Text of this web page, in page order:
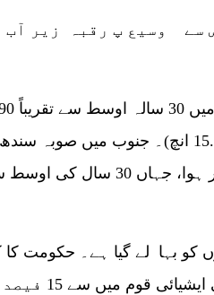
دریائے سندھ میں پانی کا بڑا ریلا ہے جس سے وسیع پ رقبہ زیر آب
پاکستان میں اس سال اگست تک کی سہ
فیصد زیادہ بارش ہوئی، کل 390.7 ملی میٹر (15.38 انچ)۔ جنوب میں صوبہ سندھ
جس کی آبادی 50 ملین تھی، سب سے زیادہ متاثر ہوا، جہاں 30
ہے کہ 33 ملین افراد، یا 220 ملین مضبوط جنوبی ایشیائی قوم میں سے 15 فیصد